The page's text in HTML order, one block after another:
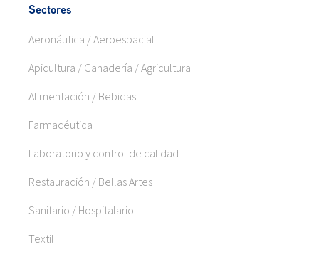
Sectores
Aeronáutica / Aeroespacial
Apicultura / Ganadería / Agricultura
Alimentación / Bebidas
Farmacéutica
Laboratorio y control de calidad
Restauración / Bellas Artes
Sanitario / Hospitalario
Textil